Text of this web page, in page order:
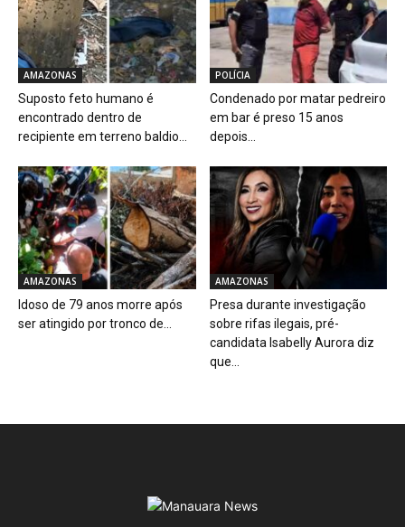
AMAZONAS
Suposto feto humano é
encontrado dentro de
recipiente em terreno baldio...
POLÍCIA
Condenado por matar pedreiro
em bar é preso 15 anos
depois...
AMAZONAS
Idoso de 79 anos morre após
ser atingido por tronco de...
AMAZONAS
Presa durante investigação
sobre rifas ilegais, pré-
candidata Isabelly Aurora diz
que...